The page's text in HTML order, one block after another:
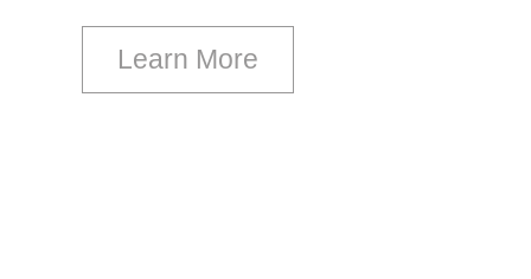
Learn More